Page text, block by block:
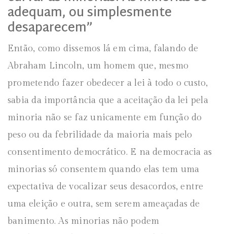
adequam, ou simplesmente
desaparecem”
Então, como dissemos lá em cima, falando de
Abraham Lincoln, um homem que, mesmo
prometendo fazer obedecer a lei à todo o custo,
sabia da importância que a aceitação da lei pela
minoria não se faz unicamente em função do
peso ou da febrilidade da maioria mais pelo
consentimento democrático. E na democracia as
minorias só consentem quando elas tem uma
expectativa de vocalizar seus desacordos, entre
uma eleição e outra, sem serem ameaçadas de
banimento. As minorias não podem